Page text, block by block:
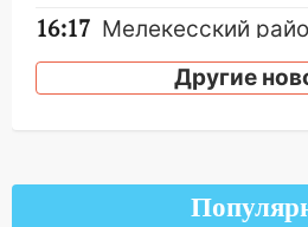
16:17 Мелекесский
Ульяновской области
100 тысяч тонн зерна
Фоторепортаж с
Другие